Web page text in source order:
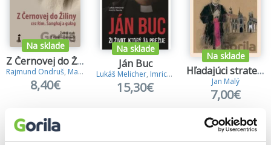
Na sklade
Z Černovej do Žiliny cez Rím, Šanghaj a gulag
Rajmund Ondruš, Matúš Demko
8,40€
Na sklade
Ján Buc
Lukáš Melicher, Imrich Gazda ,Ján Buc
15,30€
Na sklade
Hľadajúci stratených
Jan Malý
7,00€